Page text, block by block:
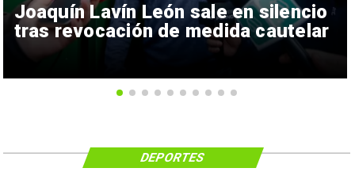
Joaquín Lavín León sale en silencio
tras revocación de medida cautelar
DEPORTES